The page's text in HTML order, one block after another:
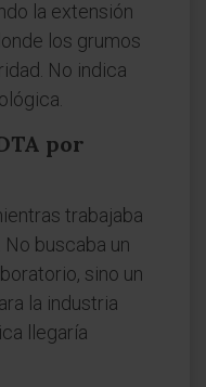
la extensión
los grumos
No indica
por
trabajaba
No buscaba un
sino un
la industria
llegaría